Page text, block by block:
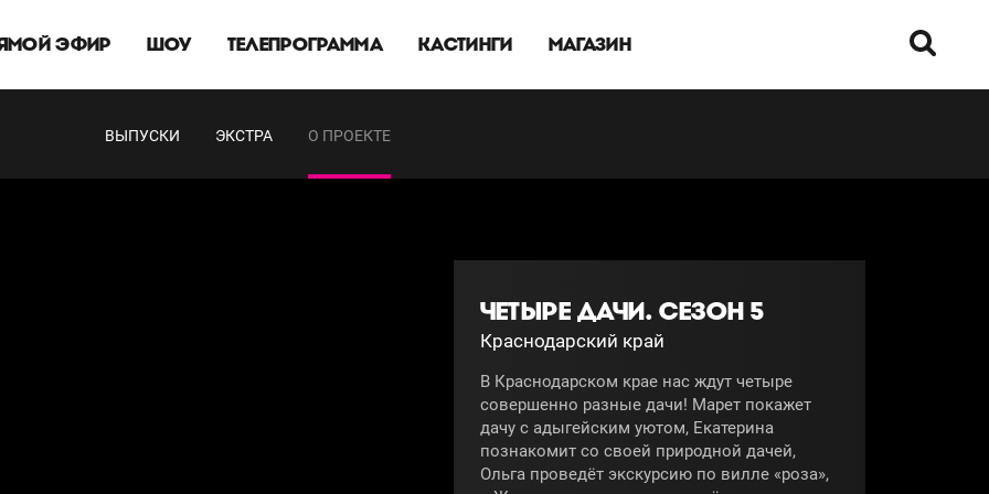
ЭФИР ШОУ ТЕЛЕПРОГРАММА КАСТИНГИ МАГАЗИН
ВЫПУСКИ ЭКСТРА О ПРОЕКТЕ
ЧЕТЫРЕ ДАЧИ. СЕЗОН 5
Краснодарский край
В Краснодарском крае нас ждут четыре
совершенно разные дачи! Марет покажет
дачу с адыгейским уютом, Екатерина
познакомит со своей природной дачей,
Ольга проведёт экскурсию по вилле «роза»,